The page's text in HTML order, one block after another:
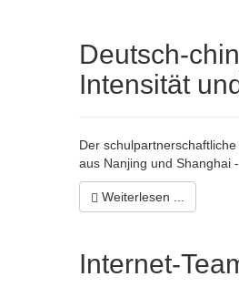
Deutsch-
Intensität
Der
aus Nanjing und Shanghai
Weiterlesen ...
Internet-